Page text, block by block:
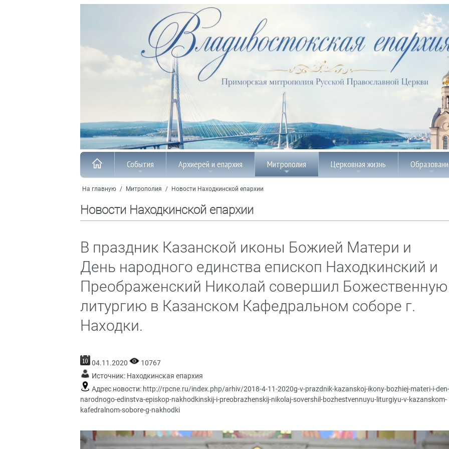
События Архиерей и епархия Митрополия Церковная жизнь
На главную / Митрополия / Новости Находкинской епархии
Новости Находкинской епархии
В праздник Казанской иконы Божией Матери и
День народного единства епископ Находкинский и
Преображенский Николай совершил Божественную
литургию в Казанском Кафедральном соборе г.
Находки.
04.11.2020
10767
Источник: Находкинская епархия
Адрес новости: http://rpcne.ru/index.php/arhiv/2018-4-11-2020g-v-prazdnik-kazanskoj-ikony-bozhiej-materi-i-den-
narodnogo-edinstva-episkop-nakhodkinskij-i-preobrazhenskij-nikolaj-sovershil-bozhestvennuyu-liturgiyu-v-kazanskom-
kafedralnom-sobore-g-nakhodki